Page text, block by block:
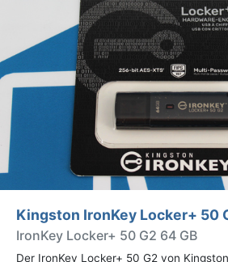
Kingston IronKey Locker+ 50
IronKey Locker+ 50 G2 64 GB
Der IronKey Locker+ 50 G2 von